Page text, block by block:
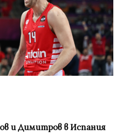
и Димитров в Испания